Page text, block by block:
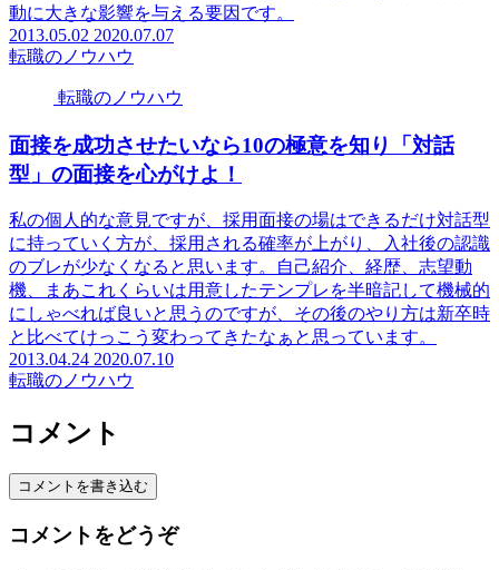
動に大きな影響を与える要因です。
2013.05.02 2020.07.07
転職のノウハウ
転職のノウハウ
面接を成功させたいなら10の極意を知り「対話
型」の面接を心がけよ！
私の個人的な意見ですが、採用面接の場はできるだけ対話型
に持っていく方が、採用される確率が上がり、入社後の認識
のブレが少なくなると思います。自己紹介、経歴、志望動
機、まあこれくらいは用意したテンプレを半暗記して機械的
にしゃべれば良いと思うのですが、その後のやり方は新卒時
と比べてけっこう変わってきたなぁと思っています。
2013.04.24 2020.07.10
転職のノウハウ
コメント
コメントを書き込む
コメントをどうぞ